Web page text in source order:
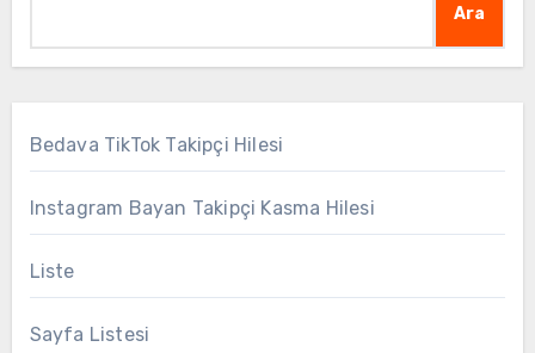
Ara
Bedava TikTok Takipçi Hilesi
Instagram Bayan Takipçi Kasma Hilesi
Liste
Sayfa Listesi